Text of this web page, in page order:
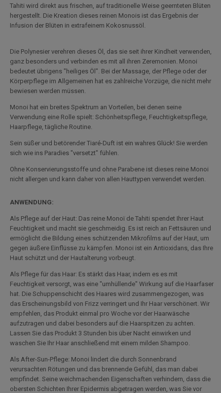
Tahiti wird direkt aus frischen, auf traditionelle Weise geernteten Blüten
hergestellt. Die Kreation dieses reinen Monois ist das Ergebnis der
Infusion der Blüten in extrafeinem Kokosnussöl.
Die Polynesier verehren dieses Öl, das sie seit ihrer Kindheit verwenden,
ganz besonders und verbinden es mit all ihren Zeremonien. Monoi
bedeutet übrigens "heiliges Öl". Bei der Massage, der Pflege oder der
Körperpflege im Allgemeinen hat es zahlreiche Vorzüge, die nicht mehr
bewiesen werden müssen.
Monoi hat ein breites Spektrum an Vorteilen, bei denen seine
Verwendung eine Rolle spielt: Schönheitspflege, Feuchtigkeitspflege,
Haarpflege, tägliche Routine.
Sein süßer und betörender Tiaré-Duft ist ein wahres Glück! Sie werden
sich wie ins Paradies "versetzt" fühlen.
Ohne Konservierungsstoffe und ohne Parabene ist dieses reine Monoi
nicht allergen und kann daher von allen Hauttypen verwendet werden.
ANWENDUNG:
Als Pflege auf der Haut: Das reine Monoï de Tahiti spendet Ihrer Haut
Feuchtigkeit und macht sie geschmeidig. Es ist reich an Fettsäuren und
ermöglicht die Bildung eines schützenden Mikrofilms auf der Haut, um
gegen äußere Einflüsse zu kämpfen. Monoi ist ein Antioxidans, das Ihre
Haut schützt und der Hautalterung vorbeugt.
Als Pflege für das Haar: Es stärkt das Haar, indem es es mit
Feuchtigkeit versorgt, was eine "umhüllende" Wirkung auf die Haarfaser
hat. Die Schuppenschicht des Haares wird zusammengezogen, was
das Erscheinungsbild von Frizz verringert und Ihr Haar verschönert. Wir
empfehlen, das Produkt einmal pro Woche vor der Haarwäsche
aufzutragen und dabei besonders auf die Haarspitzen zu achten.
Lassen Sie das Produkt 3 Stunden bis über Nacht einwirken und
waschen Sie Ihr Haar anschließend mit einem milden Shampoo.
Als After-Sun-Pflege: Monoi lindert die durch Sonnenbrand
verursachten Rötungen und das brennende Gefühl, das man dabei
empfindet. Seine weichmachenden Eigenschaften verhindern, dass die
obersten Schichten Ihrer Epidermis abgetragen werden, was Sie vor